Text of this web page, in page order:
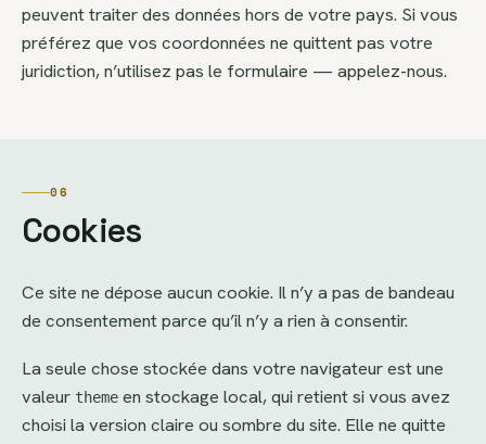
peuvent traiter des données hors de votre pays. Si vous
préférez que vos coordonnées ne quittent pas votre
juridiction, n’utilisez pas le formulaire — appelez-nous.
06
Cookies
Ce site ne dépose aucun cookie. Il n’y a pas de bandeau
de consentement parce qu’il n’y a rien à consentir.
La seule chose stockée dans votre navigateur est une
valeur theme en stockage local, qui retient si vous avez
choisi la version claire ou sombre du site. Elle ne quitte